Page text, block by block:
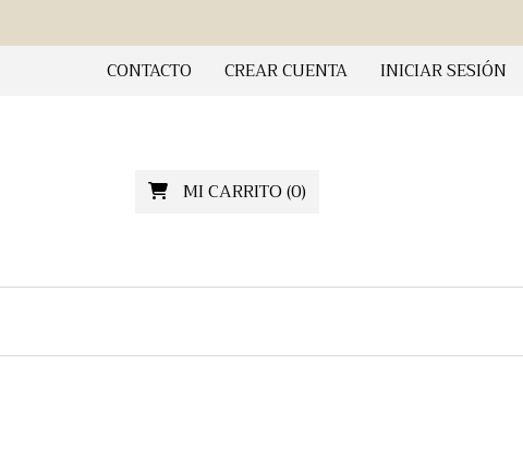
CONTACTO
CREAR CUENTA INICIAR SESIÓN
MI CARRITO(0)